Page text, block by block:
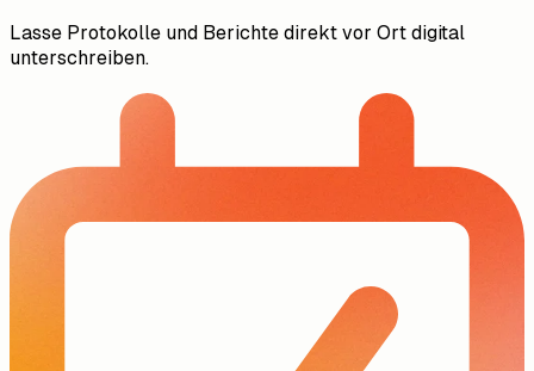
Lasse Protokolle und Berichte direkt vor Ort digital
unterschreiben.